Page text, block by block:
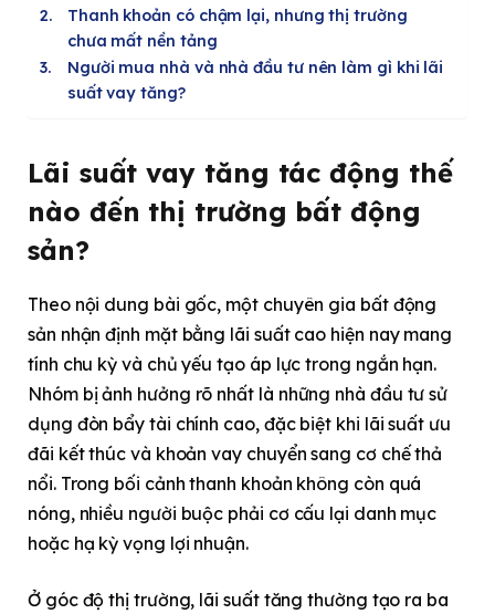
Thanh khoản có chậm lại, nhưng thị trường
chưa mất nền tảng
Người mua nhà và nhà đầu tư nên làm gì khi lãi
suất vay tăng?
Lãi suất vay tăng tác động thế
nào đến thị trường bất động
sản?
Theo nội dung bài gốc, một chuyên gia bất động
sản nhận định mặt bằng lãi suất cao hiện nay mang
tính chu kỳ và chủ yếu tạo áp lực trong ngắn hạn.
Nhóm bị ảnh hưởng rõ nhất là những nhà đầu tư sử
dụng đòn bẩy tài chính cao, đặc biệt khi lãi suất ưu
đãi kết thúc và khoản vay chuyển sang cơ chế thả
nổi. Trong bối cảnh thanh khoản không còn quá
nóng, nhiều người buộc phải cơ cấu lại danh mục
hoặc hạ kỳ vọng lợi nhuận.
Ở góc độ thị trường, lãi suất tăng thường tạo ra ba